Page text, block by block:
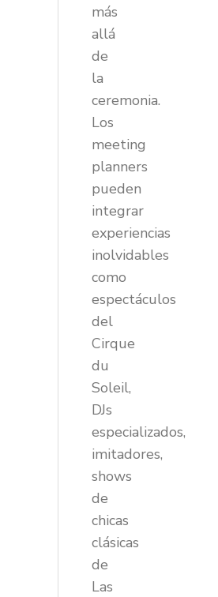
más
allá
de
la
ceremonia.
Los
meeting
planners
pueden
integrar
experiencias
inolvidables
como
espectáculos
del
Cirque
du
Soleil,
DJs
especializados,
imitadores,
shows
de
chicas
clásicas
de
Las